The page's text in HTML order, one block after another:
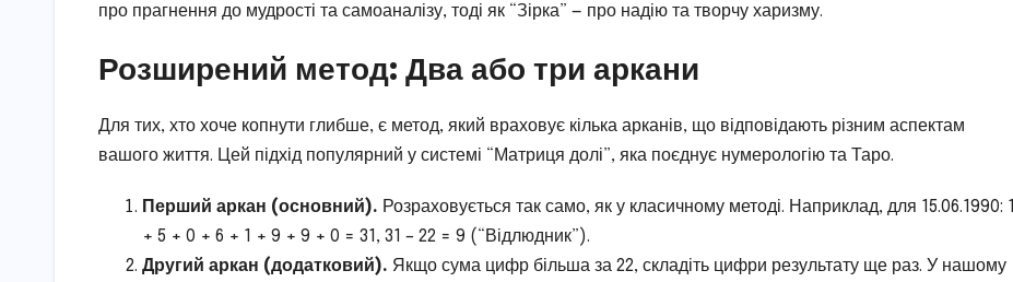
про прагнення до мудрості та самоаналізу, тоді як “Зірка” — про надію та творчу харизму.
Розширений метод: Два або три аркани
Для тих, хто хоче копнути глибше, є метод, який враховує кілька арканів, що відповідають різним аспектам
вашого життя. Цей підхід популярний у системі “Матриця долі”, яка поєднує нумерологію та Таро.
Перший аркан (основний). Розраховується так само, як у класичному методі. Наприклад, для 15.06.1990: 1
+ 5 + 0 + 6 + 1 + 9 + 9 + 0 = 31, 31 – 22 = 9 (“Відлюдник”).
Другий аркан (додатковий). Якщо сума цифр більша за 22, складіть цифри результату ще раз. У нашому